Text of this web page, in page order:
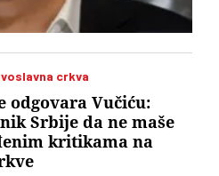
crkva
odgovara Vučiću:
Srbije da ne maše
kritikama na